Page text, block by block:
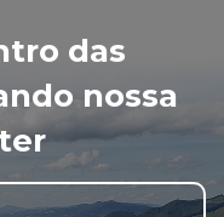
das
nossa